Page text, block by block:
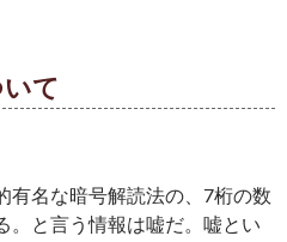
て
有名な暗号解読法の、7桁の数
。と言う情報は嘘だ。嘘とい